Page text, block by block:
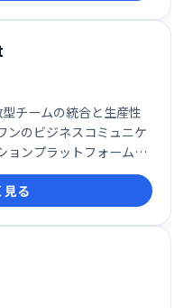
、様々な業種・規模の企
チームの統合と生産性
ンのビジネスコミュニケ
ョンプラットフォームで
見る